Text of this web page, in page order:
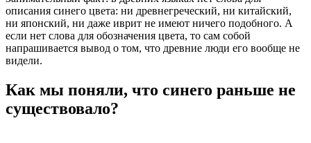
описания синего цвета: ни древнегреческий, ни китайский,
ни японский, ни даже иврит не имеют ничего подобного. А
если нет слова для обозначения цвета, то сам собой
напрашивается вывод о том, что древние люди его вообще не
видели.
Как мы поняли, что синего раньше не
существовало?